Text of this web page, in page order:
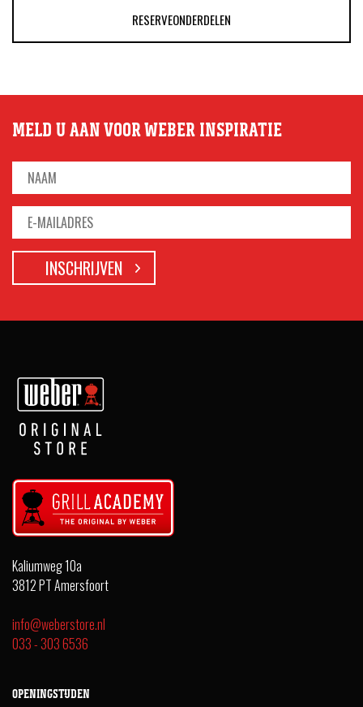
RESERVEONDERDELEN
MELD U AAN VOOR WEBER INSPIRATIE
Kaliumweg 10a
3812 PT Amersfoort
info@weberstore.nl
033 - 303 6536
OPENINGSTIJDEN